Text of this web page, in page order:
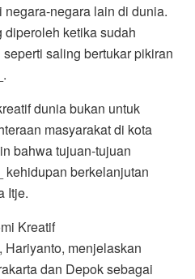
negara lain di dunia.
diperoleh ketika sudah
saling bertukar pikiran
dunia bukan untuk
masyarakat di kota
bahwa tujuan-tujuan
kehidupan berkelanjutan
Itje.
Kreatif
Hariyanto, menjelaskan
dan Depok sebagai